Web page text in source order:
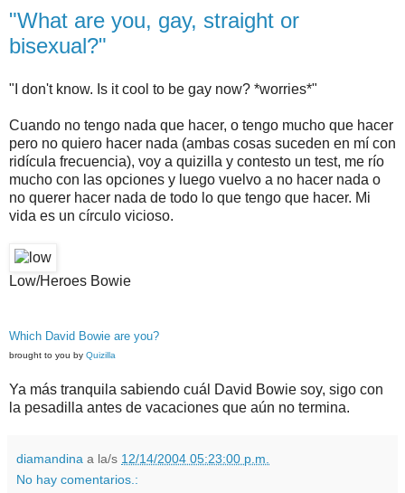
"What are you, gay, straight or
bisexual?"
"I don't know. Is it cool to be gay now? *worries*"
Cuando no tengo nada que hacer, o tengo mucho que hacer
pero no quiero hacer nada (ambas cosas suceden en mí con
ridícula frecuencia), voy a quizilla y contesto un test, me río
mucho con las opciones y luego vuelvo a no hacer nada o
no querer hacer nada de todo lo que tengo que hacer. Mi
vida es un círculo vicioso.
Low/Heroes Bowie
Which David Bowie are you?
brought to you by Quizilla
Ya más tranquila sabiendo cuál David Bowie soy, sigo con
la pesadilla antes de vacaciones que aún no termina.
diamandina a la/s 12/14/2004 05:23:00 p.m.
No hay comentarios.: